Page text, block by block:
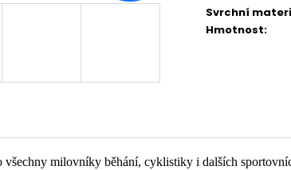
Svrchní
Hmotnost:
všechny milovníky běhání, cyklistiky i dalších